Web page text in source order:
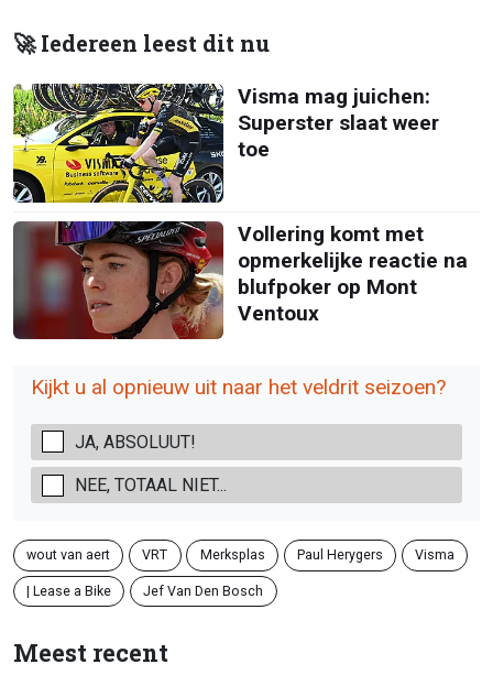
🚀 Iedereen leest dit nu
Visma mag juichen:
Superster slaat weer
toe
Vollering komt met
opmerkelijke reactie na
blufpoker op Mont
Ventoux
Kijkt u al opnieuw uit naar het veldrit seizoen?
JA, ABSOLUUT!
NEE, TOTAAL NIET...
wout van aert VRT Merksplas Paul Herygers Visma
| Lease a Bike Jef Van Den Bosch
Meest recent